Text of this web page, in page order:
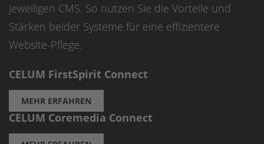
jeweiligen CMS. So nutzen Sie die Vorteile und
Stärken beider Systeme für eine effizientere
Website-Pflege.
CELUM FirstSpirit Connect
MEHR ERFAHREN
CELUM Coremedia Connect